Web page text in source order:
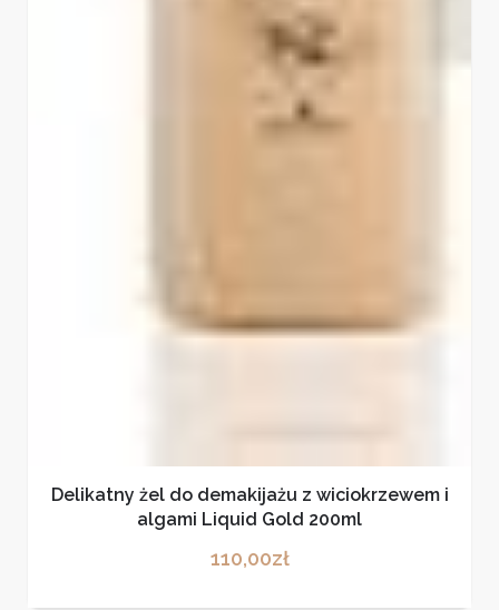
Delikatny żel do demakijażu z wiciokrzewem i
algami Liquid Gold 200ml
110,00zł